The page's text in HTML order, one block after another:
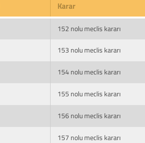
Karar
152 nolu meclis kararı
153 nolu meclis kararı
154 nolu meclis kararı
155 nolu meclis kararı
156 nolu meclis kararı
157 nolu meclis kararı